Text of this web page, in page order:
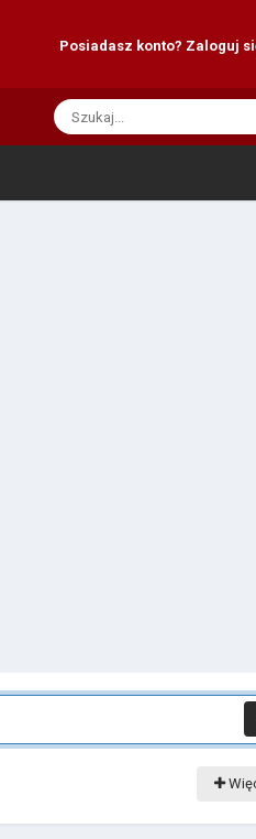
Posiadasz konto? Zaloguj